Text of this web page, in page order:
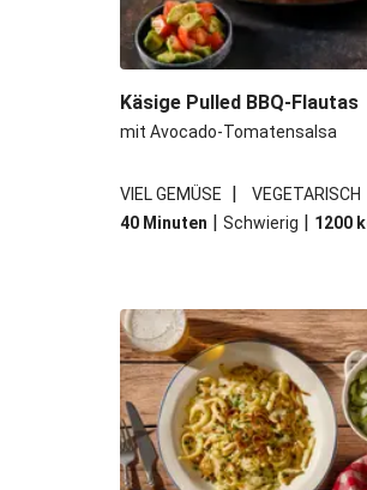
Käsige Pulled BBQ-Flautas
mit Avocado-Tomatensalsa
VIEL GEMÜSE |
VEGETARISCH
40 Minuten | Schwierig | 1200